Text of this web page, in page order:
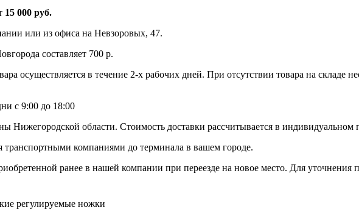
15 000 руб.
или из офиса на Невзоровых, 47.
составляет 700 р.
осуществляется в течение 2-х рабочих дней. При отсутствии товара на складе
с 9:00 до 18:00
Нижегородской области. Стоимость доставки рассчитывается в индивидуальном
транспортными компаниями до терминала в вашем городе.
ранее в нашей компании при переезде на новое место. Для уточнения
регулируемые ножки